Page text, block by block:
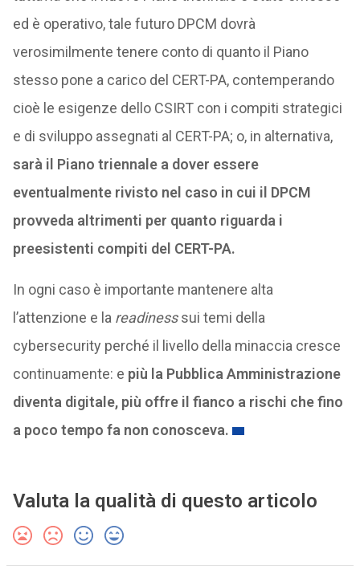
ed è operativo, tale futuro DPCM dovrà
verosimilmente tenere conto di quanto il Piano
stesso pone a carico del CERT-PA, contemperando
cioè le esigenze dello CSIRT con i compiti strategici
e di sviluppo assegnati al CERT-PA; o, in alternativa,
sarà il Piano triennale a dover essere
eventualmente rivisto nel caso in cui il DPCM
provveda altrimenti per quanto riguarda i
preesistenti compiti del CERT-PA.
In ogni caso è importante mantenere alta
l’attenzione e la readinesssui temi della
cybersecurity perché il livello della minaccia cresce
continuamente: e più la Pubblica Amministrazione
diventa digitale, più offre il fianco a rischi che fino
a poco tempo fa non conosceva.
Valuta la qualità di questo articolo